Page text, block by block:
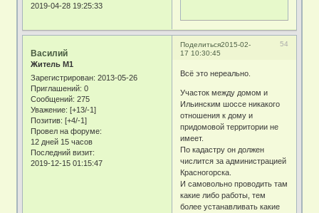
2019-04-28 19:25:33
Поделиться 54
2015-02-
17 10:30:45
Василий
Житель М1
Зарегистрирован: 2013-05-26
Приглашений: 0
Сообщений: 275
Уважение: [+13/-1]
Позитив: [+4/-1]
Провел на форуме:
12 дней 15 часов
Последний визит:
2019-12-15 01:15:47
Всё это нереально.
Участок между домом и
Ильинским шоссе никакого
отношения к дому и
придомовой территории не
имеет.
По кадастру он должен
числится за администрацией
Красногорска.
И самовольно проводить там
какие либо работы, тем
более устанавливать какие